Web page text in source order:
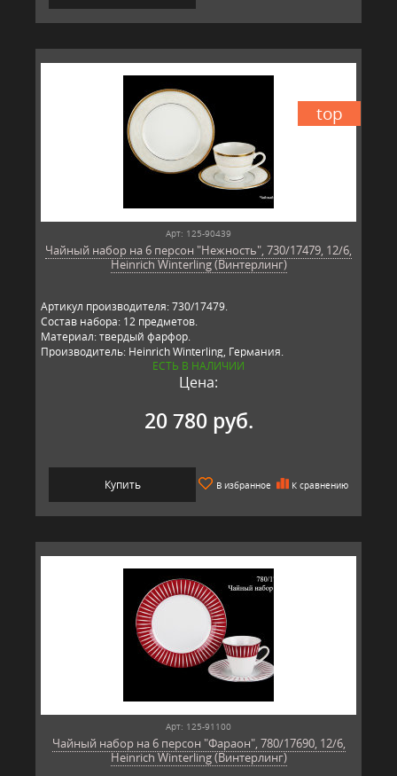
top
Арт: 125-90439
Чайный набор на 6 персон "Нежность", 730/17479, 12/6,
Heinrich Winterling (Винтерлинг)
Артикул производителя: 730/17479.
Состав набора: 12 предметов.
Материал: твердый фарфор.
Производитель: Heinrich Winterling, Германия.
ЕСТЬ В НАЛИЧИИ
Цена:
20 780 руб.
Купить В избранное К сравнению
Арт: 125-91100
Чайный набор на 6 персон "Фараон", 780/17690, 12/6,
Heinrich Winterling (Винтерлинг)